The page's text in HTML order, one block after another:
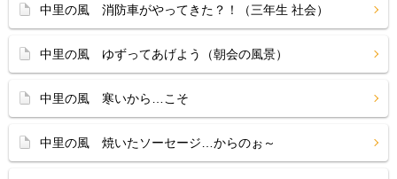
中里の風 消防車がやってきた？！（三年生 社会）
中里の風 ゆずってあげよう（朝会の風景）
中里の風 寒いから…こそ
中里の風 焼いたソーセージ…からのぉ～